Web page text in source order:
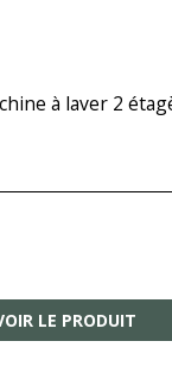
à laver 2
LE PRODUIT